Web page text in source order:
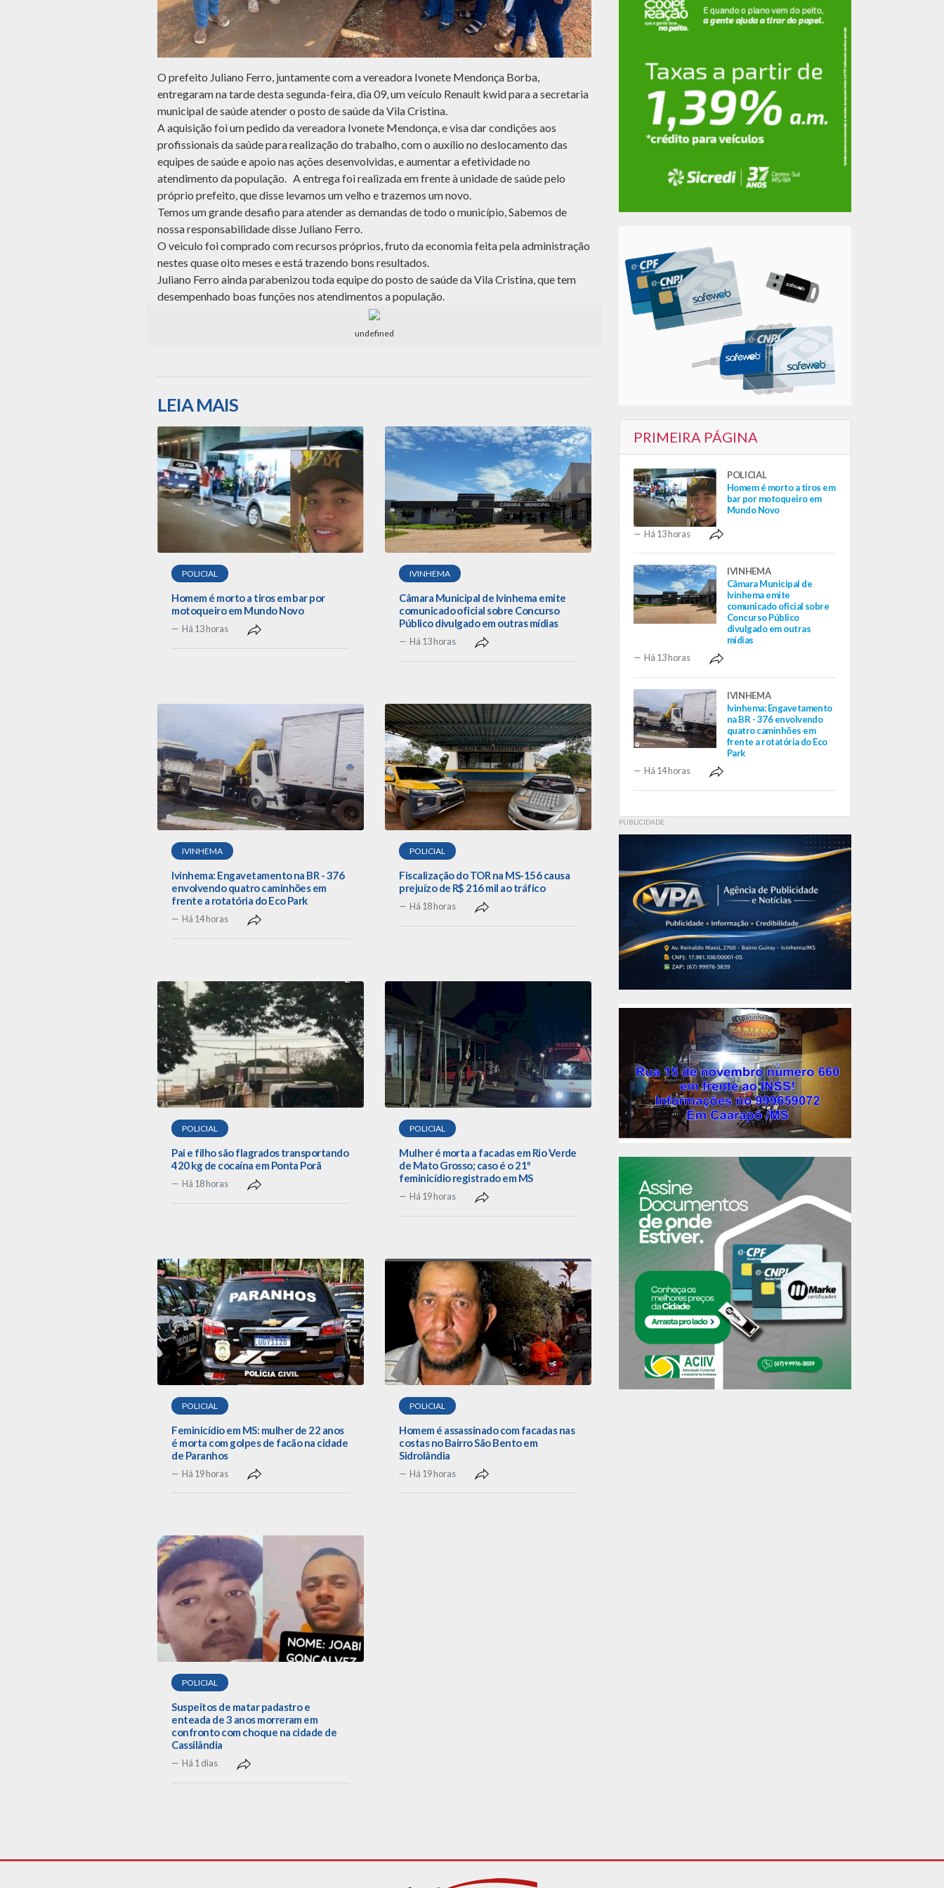
O prefeito Juliano Ferro, juntamente com a vereadora Ivonete Mendonça Borba,
entregaram na tarde desta segunda-feira, dia 09, um veículo Renault kwid para a secretaria
municipal de saúde atender o posto de saúde da Vila Cristina.
A aquisição foi um pedido da vereadora Ivonete Mendonça, e visa dar condições aos
profissionais da saúde para realização do trabalho, com o auxílio no deslocamento das
equipes de saúde e apoio nas ações desenvolvidas, e aumentar a efetividade no
atendimento da população. A entrega foi realizada em frente à unidade de saúde pelo
próprio prefeito, que disse levamos um velho e trazemos um novo.
Temos um grande desafio para atender as demandas de todo o município, Sabemos de
nossa responsabilidade disse Juliano Ferro.
O veiculo foi comprado com recursos próprios, fruto da economia feita pela administração
nestes quase oito meses e está trazendo bons resultados.
Juliano Ferro ainda parabenizou toda equipe do posto de saúde da Vila Cristina, que tem
desempenhado boas funções nos atendimentos a população.
undefined
LEIA MAIS
POLICIAL
Homem é morto a tiros em bar por
motoqueiro em Mundo Novo
Há 13 horas
IVINHEMA
Câmara Municipal de Ivinhema emite
comunicado oficial sobre Concurso
Público divulgado em outras mídias
Há 13 horas
IVINHEMA
Ivinhema: Engavetamento na BR - 376
envolvendo quatro caminhões em
frente a rotatória do Eco Park
Há 14 horas
POLICIAL
Fiscalização do TOR na MS-156 causa
prejuízo de R$ 216 mil ao tráfico
Há 18 horas
POLICIAL
Pai e filho são flagrados transportando
420 kg de cocaína em Ponta Porã
Há 18 horas
POLICIAL
Mulher é morta a facadas em Rio Verde
de Mato Grosso; caso é o 21º
feminicídio registrado em MS
Há 19 horas
POLICIAL
Feminicídio em MS: mulher de 22 anos
é morta com golpes de facão na cidade
de Paranhos
Há 19 horas
POLICIAL
Homem é assassinado com facadas nas
costas no Bairro São Bento em
Sidrolândia
Há 19 horas
POLICIAL
Suspeitos de matar padastro e
enteada de 3 anos morreram em
confronto com choque na cidade de
Cassilândia
Há 1 dias
PRIMEIRA PÁGINA
POLICIAL
Homem é morto a tiros em
bar por motoqueiro em
Mundo Novo
Há 13 horas
IVINHEMA
Câmara Municipal de
Ivinhema emite
comunicado oficial sobre
Concurso Público
divulgado em outras
mídias
Há 13 horas
IVINHEMA
Ivinhema: Engavetamento
na BR - 376 envolvendo
quatro caminhões em
frente a rotatória do Eco
Park
Há 14 horas
PUBLICIDADE